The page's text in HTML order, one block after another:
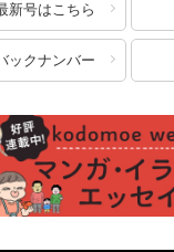
新号はこちら
ックナンバー